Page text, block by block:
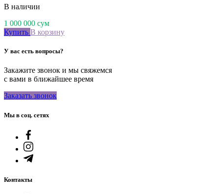
В наличии
1 000 000 сум
Купить В корзину
У вас есть вопросы?
Закажите звонок и мы свяжемся
с вами в ближайшее время
Заказать звонок
Мы в соц. сетях
Контакты